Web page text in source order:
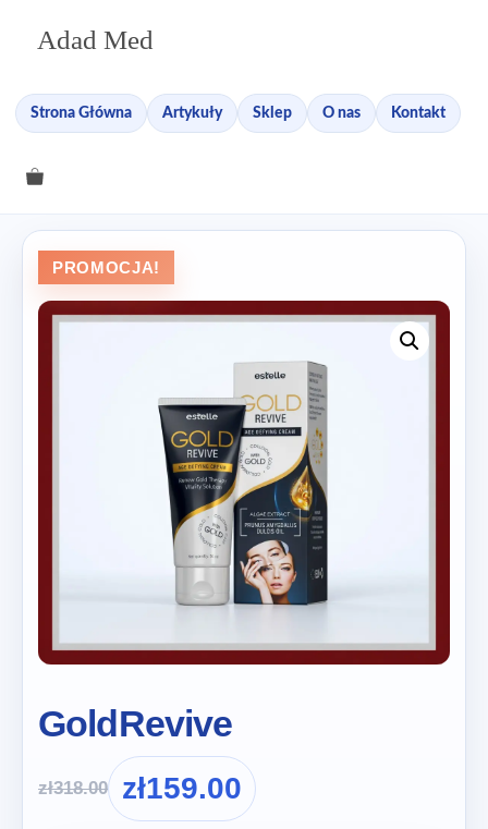
Adad Med
Strona Główna Artykuły Sklep O nas Kontakt
PROMOCJA!
GoldRevive
zł318.00 zł159.00